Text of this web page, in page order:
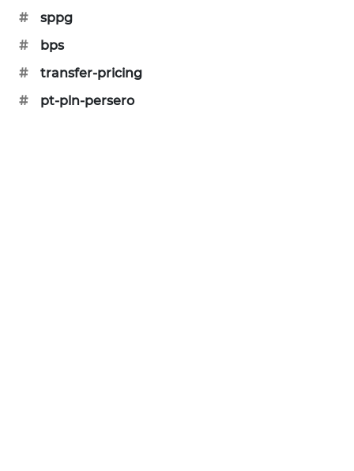
#
sppg
#
bps
#
transfer-pricing
#
pt-pln-persero
NEWS
CILEUNGSI
NEWS